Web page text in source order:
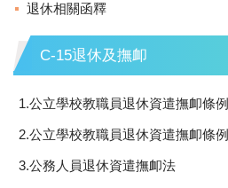
退休相關函釋
C-15退休及撫卹
1.公立學校教職員退休資遣撫卹條例
2.公立學校教職員退休資遣撫卹條
3.公務人員退休資遣撫卹法